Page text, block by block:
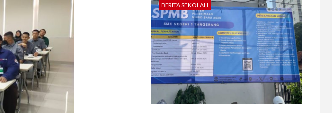
BERITA SEKOLAH